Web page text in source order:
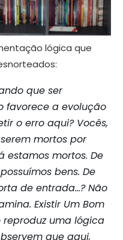
lógica que
que ser
favorece a evolução
o erro aqui? Vocês,
mortos por
estamos mortos. De
bens. De
de entrada…? Não
Existir Um Bom
reproduz uma lógica
que aqui,